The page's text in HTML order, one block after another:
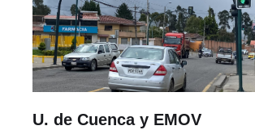
U. de Cuenca y EMOV